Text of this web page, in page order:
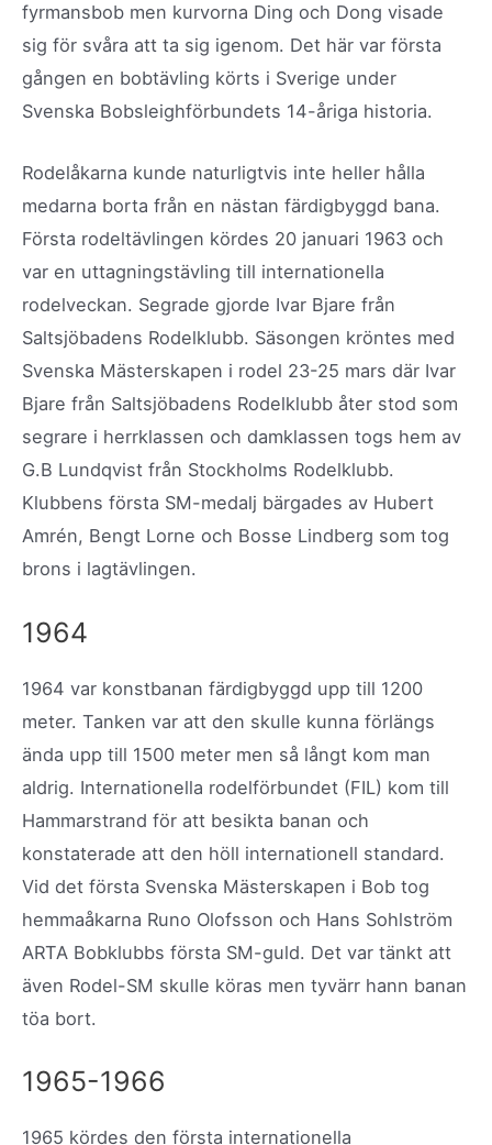
fyrmansbob men kurvorna Ding och Dong visade
sig för svåra att ta sig igenom. Det här var första
gången en bobtävling körts i Sverige under
Svenska Bobsleighförbundets 14-åriga historia.
Rodelåkarna kunde naturligtvis inte heller hålla
medarna borta från en nästan färdigbyggd bana.
Första rodeltävlingen kördes 20 januari 1963 och
var en uttagningstävling till internationella
rodelveckan. Segrade gjorde Ivar Bjare från
Saltsjöbadens Rodelklubb. Säsongen kröntes med
Svenska Mästerskapen i rodel 23-25 mars där Ivar
Bjare från Saltsjöbadens Rodelklubb åter stod som
segrare i herrklassen och damklassen togs hem av
G.B Lundqvist från Stockholms Rodelklubb.
Klubbens första SM-medalj bärgades av Hubert
Amrén, Bengt Lorne och Bosse Lindberg som tog
brons i lagtävlingen.
1964
1964 var konstbanan färdigbyggd upp till 1200
meter. Tanken var att den skulle kunna förlängs
ända upp till 1500 meter men så långt kom man
aldrig. Internationella rodelförbundet (FIL) kom till
Hammarstrand för att besikta banan och
konstaterade att den höll internationell standard.
Vid det första Svenska Mästerskapen i Bob tog
hemmaåkarna Runo Olofsson och Hans Sohlström
ARTA Bobklubbs första SM-guld. Det var tänkt att
även Rodel-SM skulle köras men tyvärr hann banan
töa bort.
1965-1966
1965 kördes den första internationella